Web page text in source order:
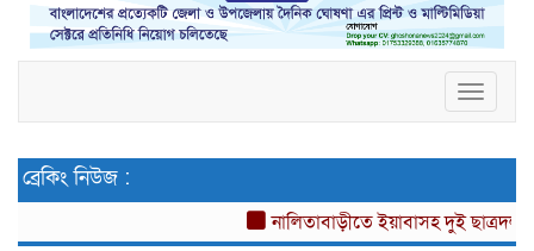
ব্রেকিং নিউজ :
নালিতাবাড়ীতে ইয়াবাসহ দুই